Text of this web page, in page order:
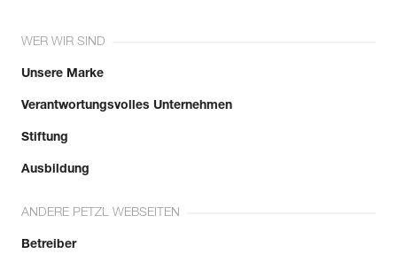
WER WIR SIND
Unsere Marke
Verantwortungsvolles Unternehmen
Stiftung
Ausbildung
ANDERE PETZL WEBSEITEN
Betreiber